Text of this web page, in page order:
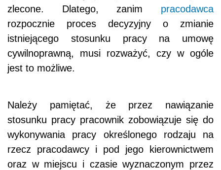
zlecone. Dlatego, zanim pracodawca
rozpocznie proces decyzyjny o zmianie
istniejącego stosunku pracy na umowę
cywilnoprawną, musi rozważyć, czy w ogóle
jest to możliwe.
Należy pamiętać, że przez nawiązanie
stosunku pracy pracownik zobowiązuje się do
wykonywania pracy określonego rodzaju na
rzecz pracodawcy i pod jego kierownictwem
oraz w miejscu i czasie wyznaczonym przez